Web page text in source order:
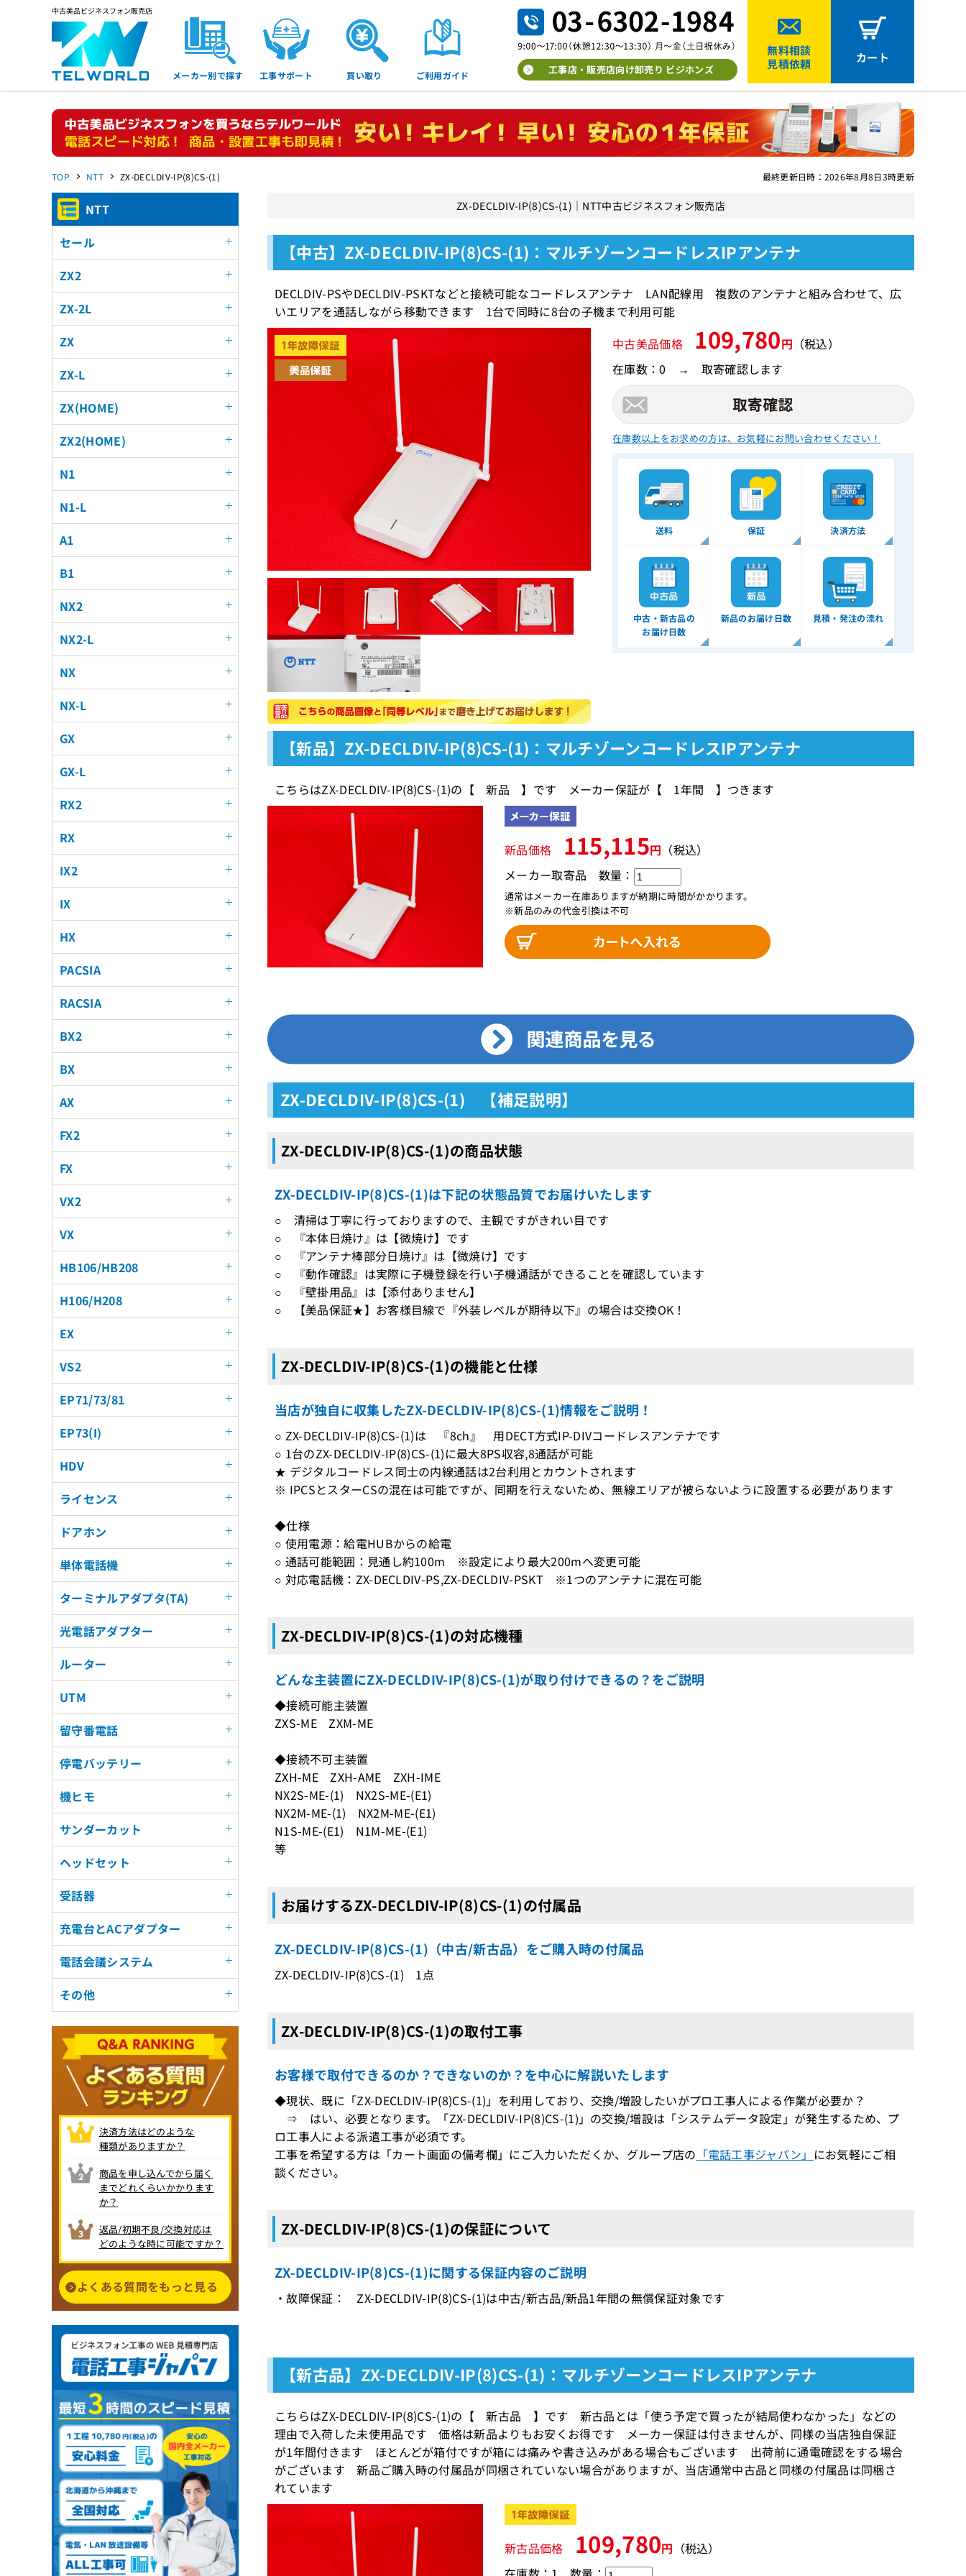
中古美品ビジネスフォン販売店
メーカー別で探す 工事サポート 買い取り ご利用ガイド 工事店・販売店向け卸売り ビジホンズ
無料相談
見積依頼
カート
最終更新日時：2026年8月8日3時更新
TOP NTT ZX-DECLDIV-IP(8)CS-(1)
ZX-DECLDIV-IP(8)CS-(1)｜NTT中古ビジネスフォン販売店
【中古】ZX-DECLDIV-IP(8)CS-(1)：マルチゾーンコードレスIPアンテナ
DECLDIV-PSやDECLDIV-PSKTなどと接続可能なコードレスアンテナ LAN配線用 複数のアンテナと組み合わせて、広
いエリアを通話しながら移動できます 1台で同時に8台の子機まで利用可能
中古美品価格 109,780円 （税込）
在庫数：0 → 取寄確認します
在庫数以上をお求めの方は、 お気軽にお問い合わせください！
送料 保証 決済方法
中古・新古品の
お届け日数
新品のお届け日数 見積・発注の流れ
【新品】ZX-DECLDIV-IP(8)CS-(1)：マルチゾーンコードレスIPアンテナ
こちらはZX-DECLDIV-IP(8)CS-(1)の【 新品 】です メーカー保証が【 1年間 】つきます
新品価格 115,115円 （税込）
メーカー取寄品
通常はメーカー在庫ありますが納期に時間がかかります。
※新品のみの代金引換は不可
数量：
ZX-DECLDIV-IP(8)CS-(1) 【補足説明】
ZX-DECLDIV-IP(8)CS-(1)の商品状態
ZX-DECLDIV-IP(8)CS-(1)は下記の状態品質でお届けいたします
○ 清掃は丁寧に行っておりますので、主観ですがきれい目です
○ 『本体日焼け』は【微焼け】です
○ 『アンテナ棒部分日焼け』は【微焼け】です
○ 『動作確認』は実際に子機登録を行い子機通話ができることを確認しています
○ 『壁掛用品』は【添付ありません】
○ 【美品保証★】お客様目線で『外装レベルが期待以下』の場合は交換OK！
ZX-DECLDIV-IP(8)CS-(1)の機能と仕様
当店が独自に収集したZX-DECLDIV-IP(8)CS-(1)情報をご説明！
○ ZX-DECLDIV-IP(8)CS-(1)は 『8ch』 用DECT方式IP-DIVコードレスアンテナです
○ 1台のZX-DECLDIV-IP(8)CS-(1)に最大8PS収容,8通話が可能
★ デジタルコードレス同士の内線通話は2台利用とカウントされます
※ IPCSとスターCSの混在は可能ですが、同期を行えないため、無線エリアが被らないように設置する必要があります
◆仕様
○ 使用電源：給電HUBからの給電
○ 通話可能範囲：見通し約100m ※設定により最大200mへ変更可能
○ 対応電話機：ZX-DECLDIV-PS,ZX-DECLDIV-PSKT ※1つのアンテナに混在可能
ZX-DECLDIV-IP(8)CS-(1)の対応機種
どんな主装置にZX-DECLDIV-IP(8)CS-(1)が取り付けできるの？をご説明
◆接続可能主装置
ZXS-ME ZXM-ME
◆接続不可主装置
ZXH-ME ZXH-AME ZXH-IME
NX2S-ME-(1) NX2S-ME-(E1)
NX2M-ME-(1) NX2M-ME-(E1)
N1S-ME-(E1) N1M-ME-(E1)
等
お届けするZX-DECLDIV-IP(8)CS-(1)の付属品
ZX-DECLDIV-IP(8)CS-(1)（中古/新古品）をご購入時の付属品
ZX-DECLDIV-IP(8)CS-(1) 1点
ZX-DECLDIV-IP(8)CS-(1)の取付工事
お客様で取付できるのか？できないのか？を中心に解説いたします
◆現状、既に「ZX-DECLDIV-IP(8)CS-(1)」を利用しており、交換/増設したいがプロ工事人による作業が必要か？
⇒ はい、必要となります。「ZX-DECLDIV-IP(8)CS-(1)」の交換/増設は「システムデータ設定」が発生するため、プ
ロ工事人による派遣工事が必須です。
工事を希望する方は「カート画面の備考欄」にご入力いただくか、グループ店の 「電話工事ジャパン」 にお気軽にご相
談ください。
ZX-DECLDIV-IP(8)CS-(1)の保証について
ZX-DECLDIV-IP(8)CS-(1)に関する保証内容のご説明
・故障保証： ZX-DECLDIV-IP(8)CS-(1)は中古/新古品/新品1年間の無償保証対象です
【新古品】ZX-DECLDIV-IP(8)CS-(1)：マルチゾーンコードレスIPアンテナ
こちらはZX-DECLDIV-IP(8)CS-(1)の【 新古品 】です 新古品とは「使う予定で買ったが結局使わなかった」などの
理由で入荷した未使用品です 価格は新品よりもお安くお得です メーカー保証は付きませんが、同様の当店独自保証
が1年間付きます ほとんどが箱付ですが箱には痛みや書き込みがある場合もございます 出荷前に通電確認をする場合
がございます 新品ご購入時の付属品が同梱されていない場合がありますが、当店通常中古品と同様の付属品は同梱さ
れています
新古品価格 109,780円 （税込）
NTT
セール
ZX2
ZX-2L
ZX
ZX-L
ZX(HOME)
ZX2(HOME)
N1
N1-L
A1
B1
NX2
NX2-L
NX
NX-L
GX
GX-L
RX2
RX
IX2
IX
HX
PACSIA
RACSIA
BX2
BX
AX
FX2
FX
VX2
VX
HB106/HB208
H106/H208
EX
VS2
EP71/73/81
EP73(I)
HDV
ライセンス
ドアホン
単体電話機
ターミナルアダプタ(TA)
光電話アダプター
ルーター
UTM
留守番電話
停電バッテリー
機ヒモ
サンダーカット
ヘッドセット
受話器
充電台とACアダプター
電話会議システム
その他
決済方法はどのような
種類がありますか？
商品を申し込んでから届く
までどれくらいかかります
か？
返品/初期不良/交換対応は
どのような時に可能ですか？
よくある質問をもっと見る